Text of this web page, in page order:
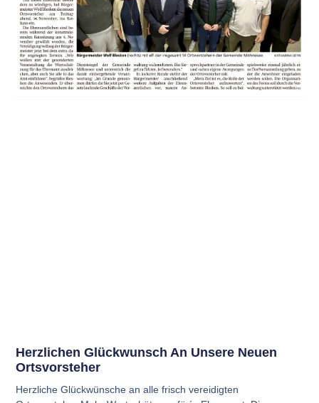
Herzlichen Glückwunsch An Unsere Neuen
Ortsvorsteher
Herzliche Glückwünsche an alle frisch vereidigten